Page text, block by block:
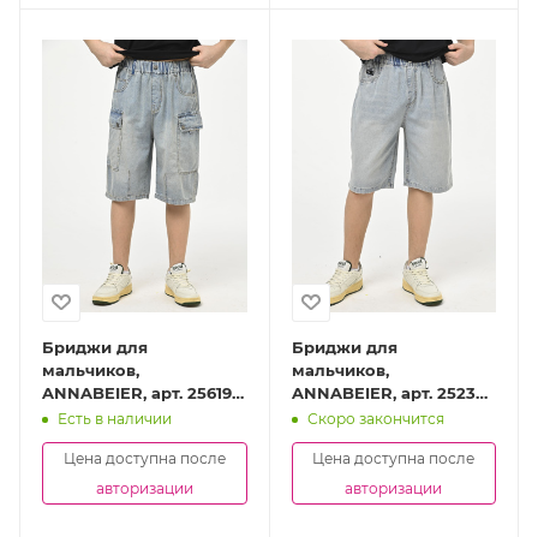
Бриджи для
мальчиков,
ANNABEIER, арт. 25619-
ChЕсть в наличии
Цена доступна после
авторизации
Бриджи для
мальчиков,
ANNABEIER, арт. 25238-
ChСкоро закончится
Цена доступна после
авторизации